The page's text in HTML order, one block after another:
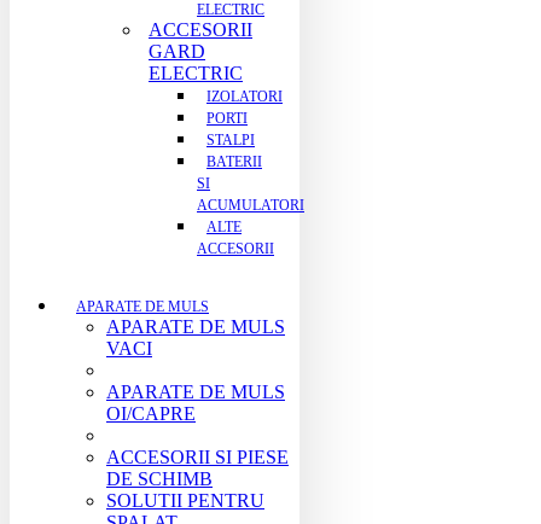
ELECTRIC
ACCESORII
GARD
ELECTRIC
IZOLATORI
PORTI
STALPI
BATERII
SI
ACUMULATORI
ALTE
ACCESORII
APARATE DE MULS
APARATE DE MULS
VACI
APARATE DE MULS
OI/CAPRE
ACCESORII SI PIESE
DE SCHIMB
SOLUTII PENTRU